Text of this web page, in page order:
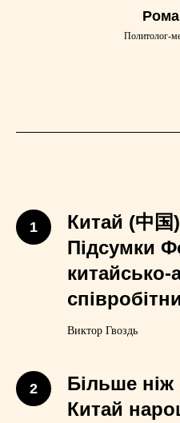
Политолог-
1
Китай (中国
Підсумки
Виктор Гвоздь
2 Більше ніж
Китай